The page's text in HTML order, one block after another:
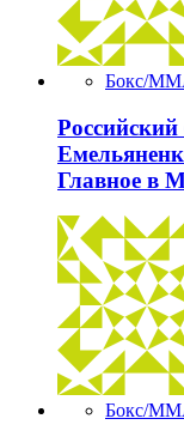
Бокс/
Главное в
Бокс/